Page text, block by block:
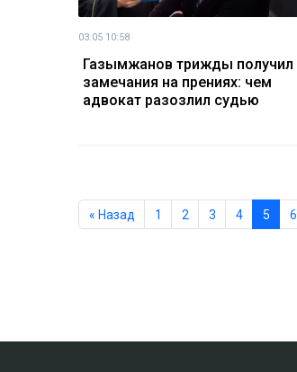
03.05 10:58
Газымжанов трижды получил
замечания на прениях: чем
адвокат разозлил судью
« Назад 1 2 3 4 5 6